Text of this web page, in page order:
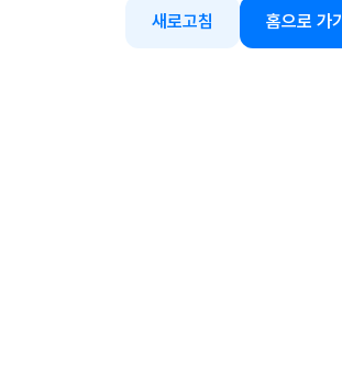
새로고침 홈으로 가기